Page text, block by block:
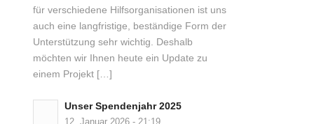
für verschiedene Hilfsorganisationen ist uns
auch eine langfristige, beständige Form der
Unterstützung sehr wichtig. Deshalb
möchten wir Ihnen heute ein Update zu
einem Projekt […]
Unser Spendenjahr 2025
12. Januar 2026 - 21:19